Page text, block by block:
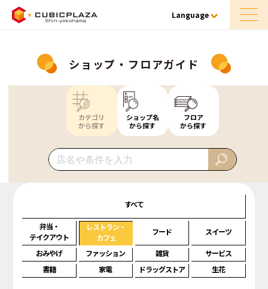
Language
ショップ・フロアガイド
カテゴリ
から探す
ショップ名
から探す
フロア
から探す
すべて
弁当・
テイクアウト
レストラン・
カフェ
フード スイーツ
おみやげ ファッション 雑貨
サービス
書籍
家電 ドラッグストア 生花